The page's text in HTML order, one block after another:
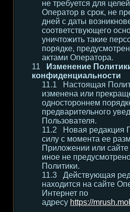
не требуется для
Оператор в срок, не
дней с даты
соответствующего
уничтожить такие
порядке,
актами Оператора.
Изменение
конфиденциальности
Настоящая
изменена или
одностороннем
предварительного
Пользователя.
Новая редакция
силу с момента ее
Приложении или
иное не
Политики.
Действующая
находится на сайте
Интернет по
адресу https://